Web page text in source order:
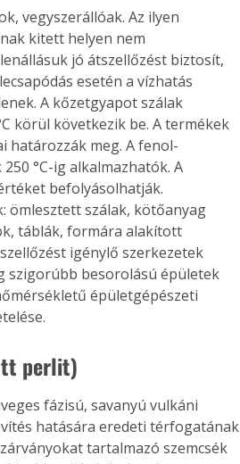
vegyszerállóak. Az ilyen
kitett helyen nem
jó átszellőzést biztosít,
esetén a vízhatás
A kőzetgyapot szálak
körül következik be. A termékek
határozzák meg. A fenol-
°C-ig alkalmazhatók. A
befolyásolhatják.
ömlesztett szálak, kötőanyag
táblák, formára alakított
igénylő szerkezetek
szigorúbb besorolású épületek
épületgépészeti
perlit)
fázisú, savanyú vulkáni
hatására eredeti térfogatának
tartalmazó szemcsék